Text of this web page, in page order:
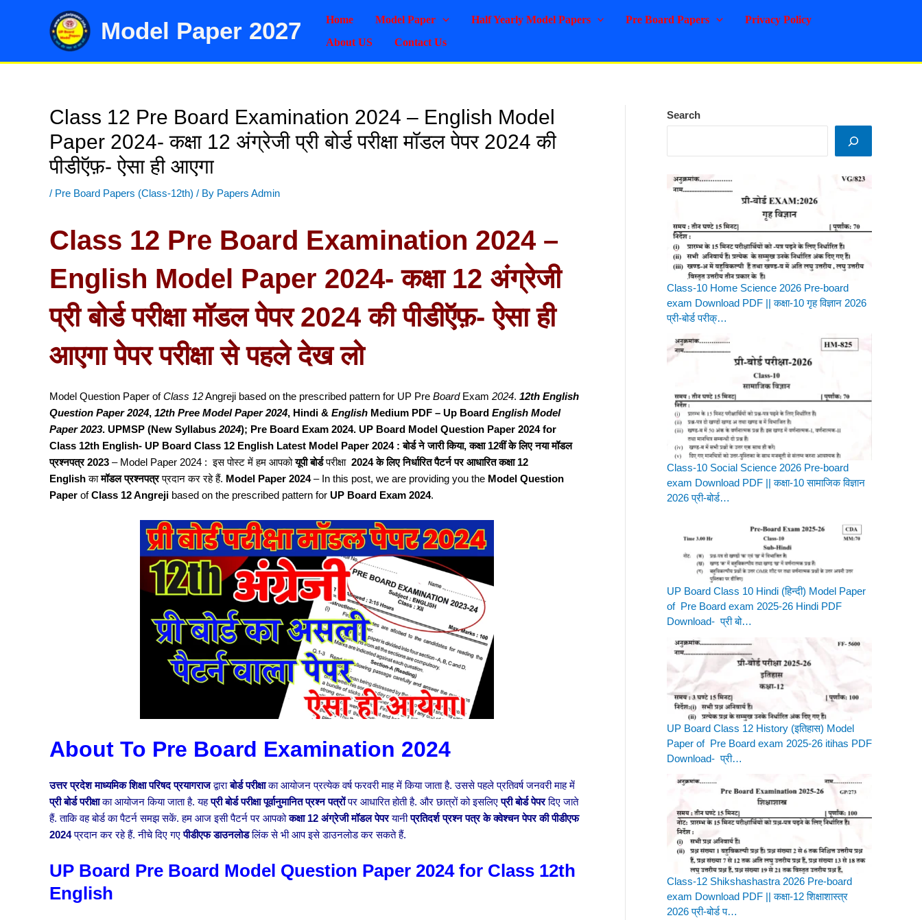
Model Paper 2027 Home Model Paper Half Yearly Model Papers Pre Board Papers
Privacy Policy
About US
Contact Us
Class 12 Pre Board Examination 2024 – English Model
Paper 2024- कक्षा 12 अंग्रेजी प्री बोर्ड परीक्षा मॉडल पेपर 2024 की
पीडीऍफ़- ऐसा ही आएगा
/ Pre Board Papers (Class-12th) / By Papers Admin
Class 12 Pre Board Examination 2024 –
English Model Paper 2024- कक्षा 12 अंग्रेजी
प्री बोर्ड परीक्षा मॉडल पेपर 2024 की पीडीऍफ़- ऐसा ही
आएगा पेपर परीक्षा से पहले देख लो
Model Question Paper ofClass 12Angreji based on the prescribed pattern for UP Pre BoardExam 2024. 12th English
Question Paper 2024, 12th Pree Model Paper 2024, Hindi & English Medium PDF – Up Board English Model
Paper 2023. UPMSP (New Syllabus 2024); Pre Board Exam 2024. UP Board Model Question Paper 2024 for
Class 12th English- UP Board Class 12 English Latest Model Paper 2024 : बोर्ड ने जारी किया, कक्षा 12वीं के लिए नया मॉडल
प्रश्नपत्र 2023 – Model Paper 2024 : इस पोस्ट में हम आपकोयूपी बोर्डपरीक्षा 2024 के लिए निर्धारित पैटर्न पर आधारित कक्षा 12
Englishकामॉडल प्रश्नपत्रप्रदान कर रहे हैं. Model Paper 2024– In this post, we are providing you the Model Question
Paper ofClass 12 Angreji based on the prescribed pattern for UP Board Exam 2024.
About To Pre Board Examination 2024
उत्तर प्रदेश माध्यमिक शिक्षा परिषद प्रयागराजद्वाराबोर्ड परीक्षाका आयोजन प्रत्येक वर्ष फरवरी माह में किया जाता है. उससे पहले प्रतिवर्ष जनवरी माह में
प्री बोर्ड परीक्षाका आयोजन किया जाता है. यहप्री बोर्ड परीक्षा पूर्वानुमानित प्रश्न पत्रोंपर आधारित होती है. और छात्रों को इसलिएप्री बोर्ड पेपरदिए जाते
हैं. ताकि वह बोर्ड का पैटर्न समझ सकें. हम आज इसी पैटर्न पर आपकोकक्षा 12 अंग्रेजी मॉडल पेपरयानीप्रतिदर्श प्रश्न पत्र के क्वेश्चन पेपर की पीडीएफ
2024प्रदान कर रहे हैं. नीचे दिए गएपीडीएफ डाउनलोडलिंक से भी आप इसे डाउनलोड कर सकते हैं.
UP Board Pre Board Model Question Paper 2024 for Class 12th
English
Search
Class-10 Home Science 2026 Pre-board
exam Download PDF || कक्षा-10 गृह विज्ञान 2026
प्री-बोर्ड परीक्…
Class-10 Social Science 2026 Pre-board
exam Download PDF || कक्षा-10 सामाजिक विज्ञान
2026 प्री-बोर्ड…
UP Board Class 10 Hindi (हिन्दी) Model Paper
of Pre Board exam 2025-26 Hindi PDF
Download- प्री बो…
UP Board Class 12 History (इतिहास) Model
Paper of Pre Board exam 2025-26 itihas PDF
Download- प्री…
Class-12 Shikshashastra 2026 Pre-board
exam Download PDF || कक्षा-12 शिक्षाशास्त्र
2026 प्री-बोर्ड प…